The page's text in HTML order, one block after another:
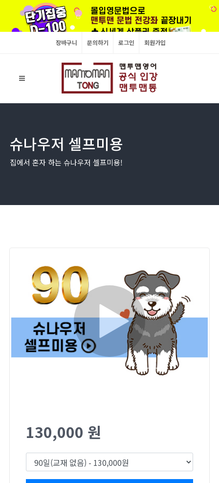
장바구니 문의하기 로그인 회원가입
슈나우저 셀프미용
집에서 혼자 하는 슈나우저 셀프미용!
130,000 원